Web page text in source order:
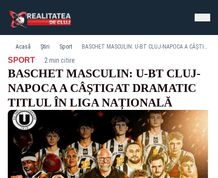
Acasă Știri Sport BASCHET MASCULIN: U-BT CLUJ-NAPOCA A CÂȘTIGAT DRAMATIC TITLUL ÎN LIGA NAȚIONALĂ
SPORT· 2 min citire
BASCHET MASCULIN: U-BT CLUJ-
NAPOCA A CÂȘTIGAT DRAMATIC
TITLUL ÎN LIGA NAȚIONALĂ